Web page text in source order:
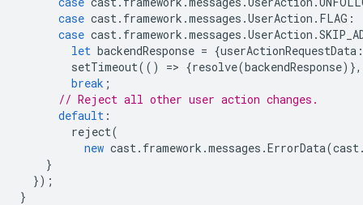
case cast. framework .messages .UserAction . FLAG :
case cast. framework .messages .UserAction .
let backendResponse = {userActionRequestData :
setTimeout(() => {resolve(backendResponse)},
break ;
// Reject all other user action changes.
default :
reject(
new cast. framework .messages .ErrorData(cast
}
});
}